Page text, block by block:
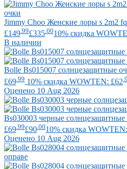
Jimmy Choo Женские лоры s 2m2
£149.99£335.0010% скидка
В наличии
Bolle Bs015007 солнцезащитные
£69 .99 10% скидка WOWTEN: £62
Оценено 10 Aug 2026
Bs030003 черные солнцезащитные
£69 .99£90 .0010% скидка
Оценено 10 Aug 2026